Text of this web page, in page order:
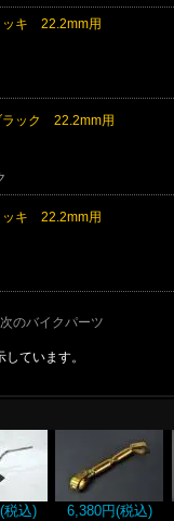
キ 22.2mm用
ック 22.2mm用
キ 22.2mm用
のバイクパーツ
ています。
税込) 6,380円(税込)